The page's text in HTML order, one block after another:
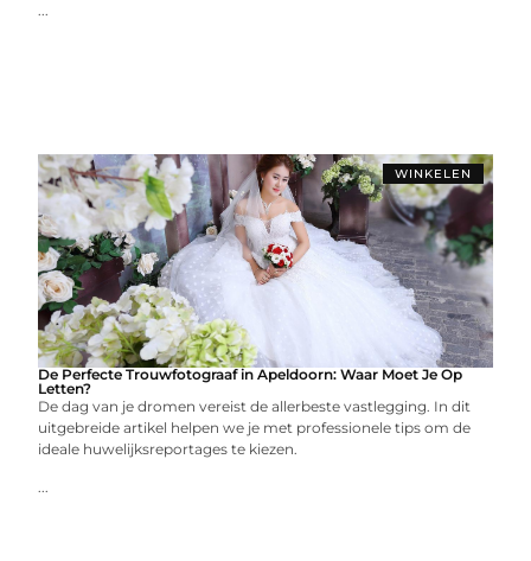
...
WINKELEN
De Perfecte Trouwfotograaf in Apeldoorn: Waar Moet Je Op
Letten?
De dag van je dromen vereist de allerbeste vastlegging. In dit
uitgebreide artikel helpen we je met professionele tips om de
ideale huwelijksreportages te kiezen.
...